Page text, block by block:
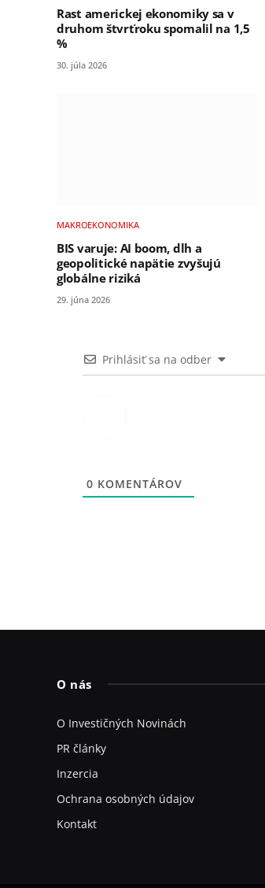
Rast americkej ekonomiky sa v
druhom štvrťroku spomalil na 1,5
%
30. júla 2026
MAKROEKONOMIKA
BIS varuje: AI boom, dlh a
geopolitické napätie zvyšujú
globálne riziká
29. júna 2026
Prihlásiť sa na odber
0 KOMENTÁROV
O nás
O Investičných Novinách
PR články
Inzercia
Ochrana osobných údajov
Kontakt